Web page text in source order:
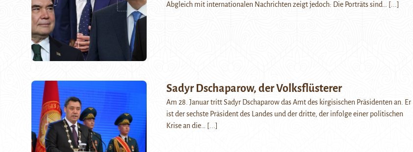
Abgleich mit internationalen Nachrichten zeigt jedoch: Die Porträts sind…
[...]
Sadyr Dschaparow, der Volksflüsterer
Am 28. Januar tritt Sadyr Dschaparow das Amt des kirgisischen Präsidenten an. Er
ist der sechste Präsident des Landes und der dritte, der infolge einer politischen
Krise an die…
[...]